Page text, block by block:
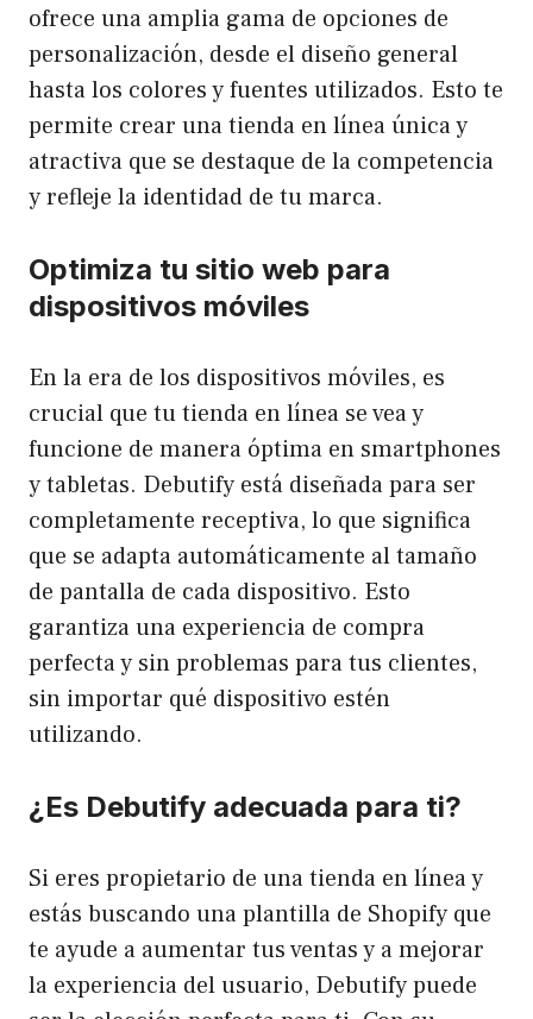
ofrece una amplia gama de opciones de
personalización, desde el diseño general
hasta los colores y fuentes utilizados. Esto te
permite crear una tienda en línea única y
atractiva que se destaque de la competencia
y refleje la identidad de tu marca.
Optimiza tu sitio web para
dispositivos móviles
En la era de los dispositivos móviles, es
crucial que tu tienda en línea se vea y
funcione de manera óptima en smartphones
y tabletas. Debutify está diseñada para ser
completamente receptiva, lo que significa
que se adapta automáticamente al tamaño
de pantalla de cada dispositivo. Esto
garantiza una experiencia de compra
perfecta y sin problemas para tus clientes,
sin importar qué dispositivo estén
utilizando.
¿Es Debutify adecuada para ti?
Si eres propietario de una tienda en línea y
estás buscando una plantilla de Shopify que
te ayude a aumentar tus ventas y a mejorar
la experiencia del usuario, Debutify puede